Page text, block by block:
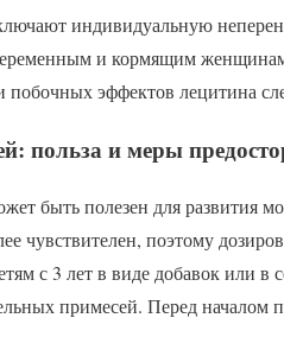
индивидуальную
и кормящим
эффектов лецитина
польза и меры
быть полезен для развития
чувствителен, поэтому
с 3 лет в виде добавок или
примесей. Перед началом